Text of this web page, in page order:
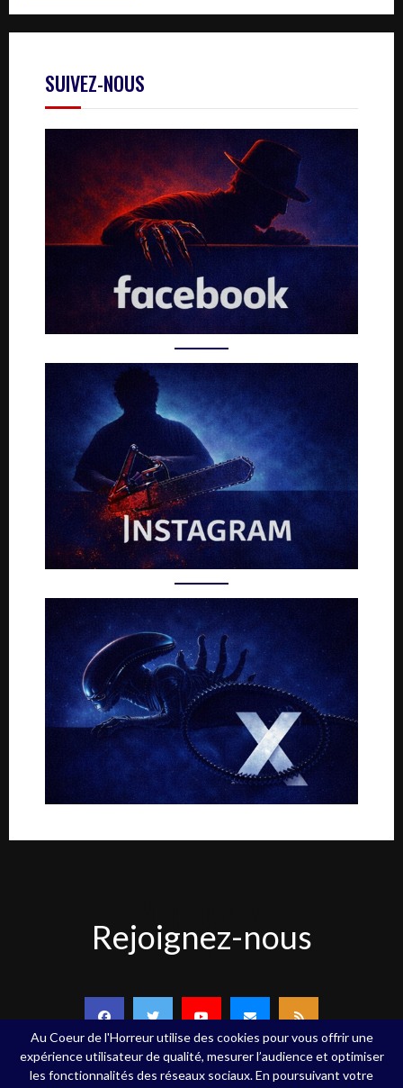
SUIVEZ-NOUS
nous
Rejoignez-nous
Au Coeur de l'Horreur utilise des cookies pour vous offrir une
expérience utilisateur de qualité, mesurer l’audience et optimiser
les fonctionnalités des réseaux sociaux. En poursuivant votre